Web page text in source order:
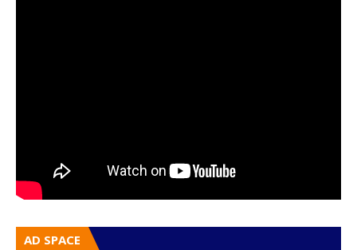
AD SPACE